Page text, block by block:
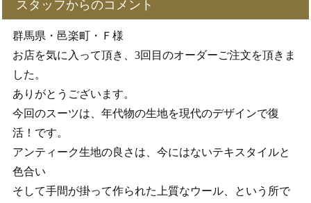
スタッフからのコメント
群馬県・邑楽町・Ｆ様
お店を気に入って頂き、3回目のオーダーご注文を頂きま
した。
ありがとうございます。
今回のスーツは、年代物の生地を現代のデザインで復
活！です。
アンティーク生地の良さは、今にはないテキスタイルと
色合い
そして手間が掛って作られた上質なウール、という所で